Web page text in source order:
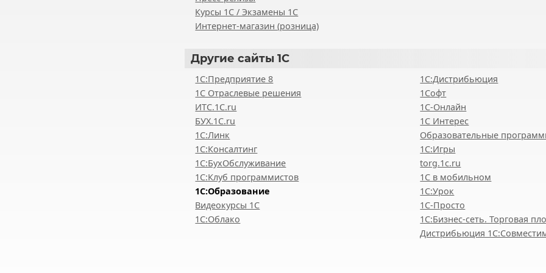
Курсы 1С / Экзамены 1С
Интернет-магазин (розница)
Другие сайты 1С
1С:Предприятие 8
1С Отраслевые решения
ИТС.1C.ru
БУХ.1С.ru
1С:Линк
1С:Консалтинг
1С:БухОбслуживание
1С:Клуб программистов
1С:Образование
Видеокурсы 1С
1С:Облако
1С:Дистрибьюция
1Софт
1С-Онлайн
1С Интерес
Образовательные
1С:Игры
torg.1c.ru
1С в мобильном
1С:Урок
1C-Просто
1С:Бизнес-сеть. Торговая
Дистрибьюция